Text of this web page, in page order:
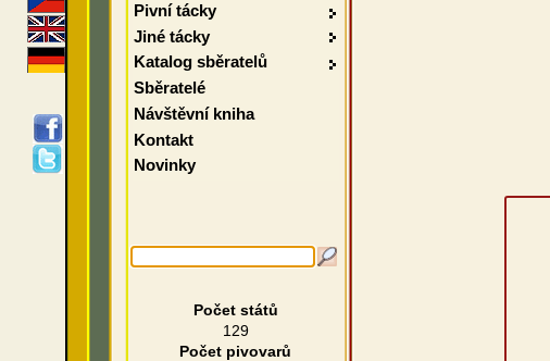
Pivní tácky
Jiné tácky
Katalog sběratelů
Sběratelé
Návštěvní kniha
Kontakt
Novinky
Počet států
129
Počet pivovarů